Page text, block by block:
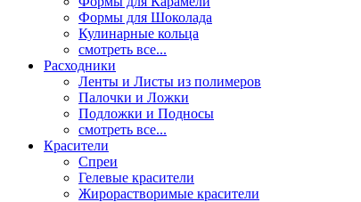
Формы для Шоколада
Кулинарные кольца
смотреть все...
Расходники
Ленты и Листы из полимеров
Палочки и Ложки
Подложки и Подносы
смотреть все...
Красители
Спреи
Гелевые красители
Жирорастворимые красители